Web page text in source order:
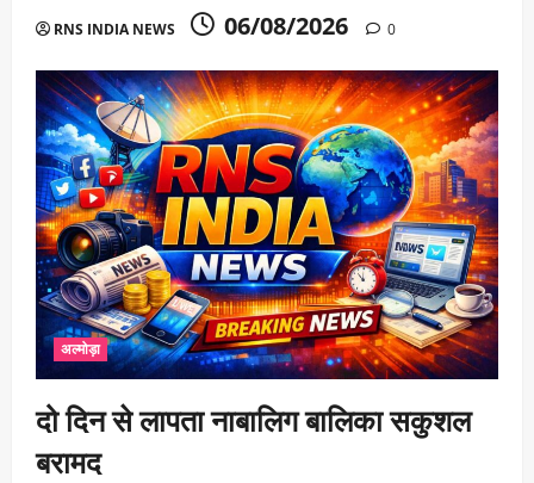
RNS INDIA NEWS 06/08/2026 0
अल्मोड़ा
दो दिन से लापता नाबालिग बालिका सकुशल
बरामद